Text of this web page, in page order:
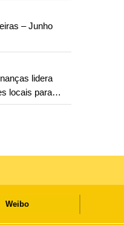
– Junho
lidera
locais para
os trabalhos
Weibo